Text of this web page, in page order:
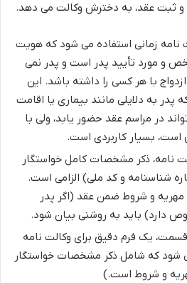
و ثبت عقد، به دخترش وکالت می دهد.
نامه زمانی استفاده می شود که هویت
و مورد تأیید پدر است و پدر نمی
با هر کسی را داشته باشد. این
پدر به دلایلی مانند بیماری یا اقامت
در مراسم عقد حضور یابد، ولی با
است، بسیار کاربردی است.
نامه، ذکر مشخصات کامل خواستگار
شناسنامه و کد ملی) الزامی است.
و شروط ضمن عقد (اگر پدر
دارد) باید به روشنی بیان شود.
یک فرم دقیق برای وکالت نامه
شود که شامل ذکر مشخصات خواستگار
و شروط است.)